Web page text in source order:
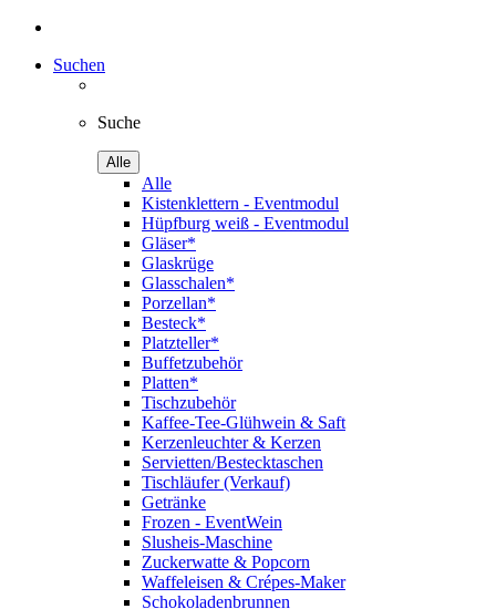
Suchen
Suche
Alle
Alle
Kistenklettern - Eventmodul
Hüpfburg weiß - Eventmodul
Gläser*
Glaskrüge
Glasschalen*
Porzellan*
Besteck*
Platzteller*
Buffetzubehör
Platten*
Tischzubehör
Kaffee-Tee-Glühwein & Saft
Kerzenleuchter & Kerzen
Servietten/Bestecktaschen
Tischläufer (Verkauf)
Getränke
Frozen - EventWein
Slusheis-Maschine
Zuckerwatte & Popcorn
Waffeleisen & Crépes-Maker
Schokoladenbrunnen